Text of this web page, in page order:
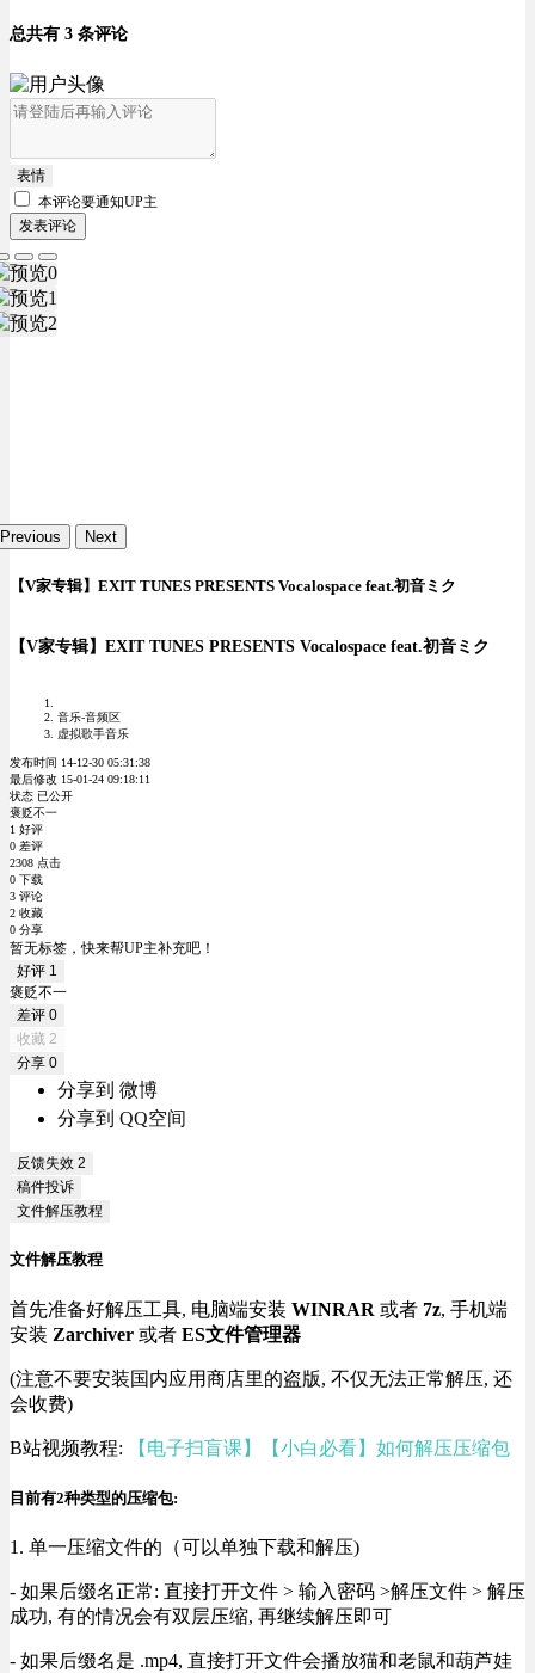
总共有 3 条评论
表情
本评论要通知UP主
发表评论
Previous Next
【V家专辑】EXIT TUNES PRESENTS Vocalospace feat.初音ミク
【V家专辑】EXIT TUNES PRESENTS Vocalospace feat.初音ミク
音乐-音频区
虚拟歌手音乐
发布时间 14-12-30 05:31:38
最后修改 15-01-24 09:18:11
状态 已公开
褒贬不一
1 好评
0 差评
2308 点击
0 下载
3 评论
2 收藏
0 分享
暂无标签，快来帮UP主补充吧！
好评 1
褒贬不一
差评 0
收藏 2
分享 0
分享到 微博
分享到 QQ空间
反馈失效 2
稿件投诉
文件解压教程
文件解压教程
首先准备好解压工具, 电脑端安装 WINRAR 或者 7z, 手机端
安装 Zarchiver 或者 ES文件管理器
(注意不要安装国内应用商店里的盗版, 不仅无法正常解压, 还
会收费)
B站视频教程: 【电子扫盲课】【小白必看】如何解压压缩包
目前有2种类型的压缩包:
1. 单一压缩文件的（可以单独下载和解压)
- 如果后缀名正常: 直接打开文件 > 输入密码 >解压文件 > 解压
成功, 有的情况会有双层压缩, 再继续解压即可
- 如果后缀名是 .mp4, 直接打开文件会播放猫和老鼠和葫芦娃